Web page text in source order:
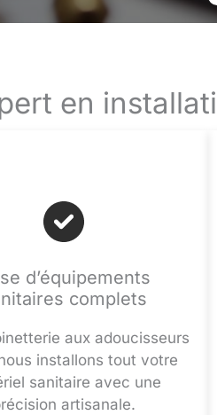
en
d’équipements
complets
aux adoucisseurs
installons tout votre
sanitaire avec une
artisanale.